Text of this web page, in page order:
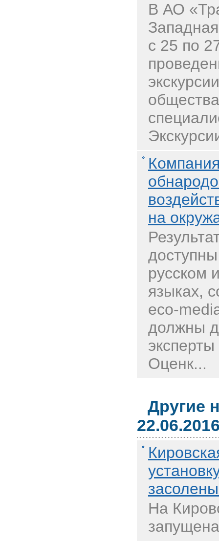
В АО
с 25 по
на
русском
языках,
eco-
должны
Оценк...
Другие
На